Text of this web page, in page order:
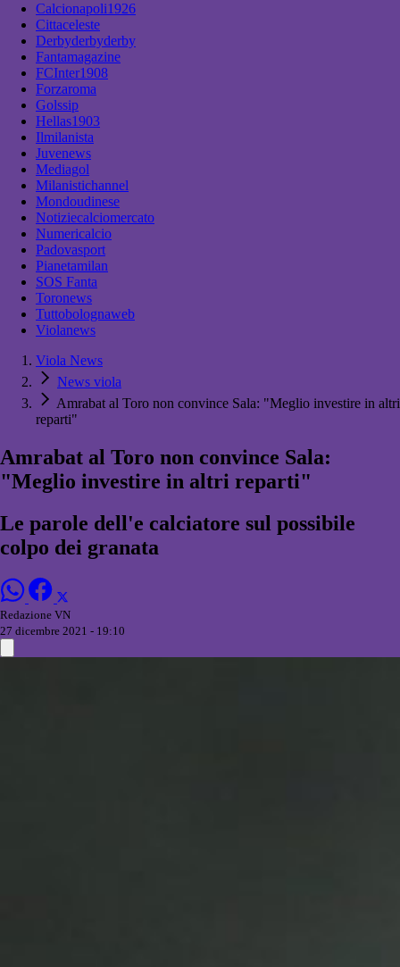
Calcionapoli1926
Cittaceleste
Derbyderbyderby
Fantamagazine
FCInter1908
Forzaroma
Golssip
Hellas1903
Ilmilanista
Juvenews
Mediagol
Milanistichannel
Mondoudinese
Notiziecalciomercato
Numericalcio
Padovasport
Pianetamilan
SOS Fanta
Toronews
Tuttobolognaweb
Violanews
Viola News
News viola
Amrabat al Toro non convince Sala: "Meglio investire in altri
reparti"
Amrabat al Toro non convince Sala:
"Meglio investire in altri reparti"
Le parole dell'e calciatore sul possibile
colpo dei granata
Redazione VN
27 dicembre 2021 - 19:10